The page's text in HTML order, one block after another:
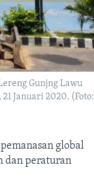
Gunjng Lawu
Januari 2020. (Foto:
global
dan peraturan